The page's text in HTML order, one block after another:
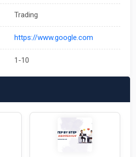
Trading
https://www.google.com
1-10